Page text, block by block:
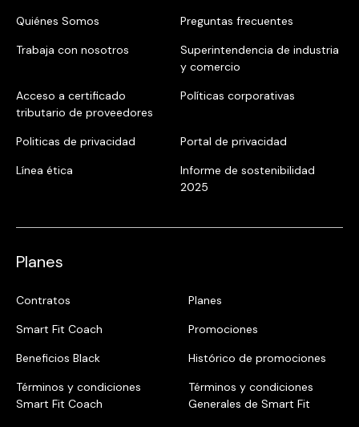
Quiénes Somos
Preguntas frecuentes
Trabaja con nosotros
Superintendencia de industria
y comercio
Acceso a certificado
tributario de proveedores
Políticas corporativas
Politicas de privacidad
Portal de privacidad
Línea ética
Informe de sostenibilidad
2025
Planes
Contratos
Planes
Smart Fit Coach
Promociones
Beneficios Black
Histórico de promociones
Términos y condiciones
Smart Fit Coach
Términos y condiciones
Generales de Smart Fit